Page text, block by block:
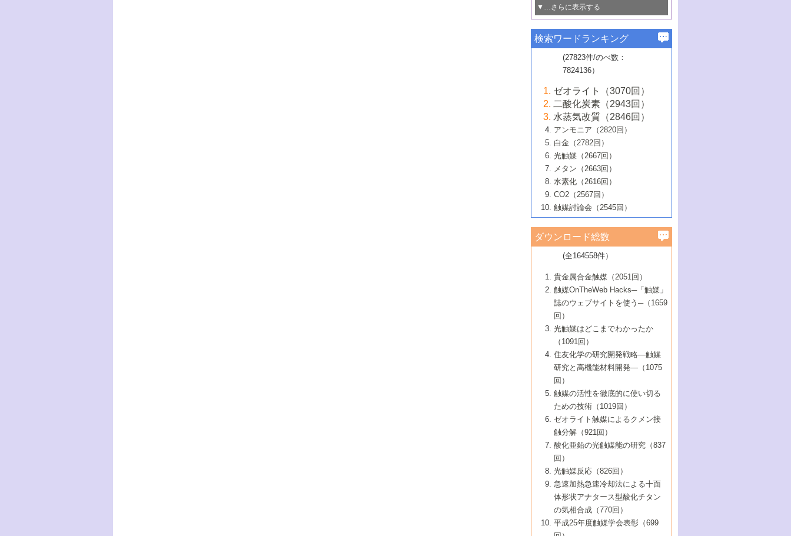
6号 ヘテロ接合界面
B号 第135回触媒討論会（2025年）
6号 参照触媒委員会からのお知らせ
B号 第133回触媒討論会（2023年）
5号 生体触媒によるエネルギー変換反応
6号 窒素とリンの循環のための触媒・機
能性材料
若き触媒の研究者たち～（1）
若き触媒の研究者たち～（2）
6号 石油のノーブル・ユースを志向した
触媒技術
大学：オンライン・対面開催）
5号 情報学的手法を用いた触媒開発
6号 カーボンニュートラルに向けた電解
技術
B号 第127回触媒討論会（2021年・オン
ライン開催(Zoom)のみ）
3号 水処理のための触媒化学
4号 光触媒を用いた水分解の最新の研究
動向
5号 次世代の触媒プロセスを支えるマイ
6号 メタン転換技術の最新動向
B号 第125回触媒討論会（2020年・工学
院大学）
2
関わる触媒開発動向
3号 精密高分子合成に関する最近の研究
動向
4号 バイオマス化成品製造のための触媒
5号 固体触媒による含窒素有機化合物変
換の最前線
6号 貴金属使用量低減に向けた自動車排
ガス浄化触媒の開発
B号 第123回触媒討論会（2019年・大阪
2号 二酸化炭素からの有用化学品合成
3号 ナノ粒子・クラスター触媒の最前線
4号 60周年記念企画
5号 進化するゼオライト合成技術
6号 非貴金属系触媒における電気化学的
B号 第121回触媒討論会（2018年・東京
大学）
1号 いたるところに，触媒
最先端技術
3号 無機分離膜材料の開発と触媒反応プ
ロセスへの適用
5号 水素のふるまいを解き明かす最先端
研究
6号 低級アルカンの有効利用のための触
媒技術
B号 第119回触媒討論会（2017年・首都
大学東京）
▼…さらに表示する
1号 ユニークな構造の高分子を生み出す触
2号 リグニンからの化成品製造に向けた触
媒技術
3号 触媒研究の最先端～とびたて若き研究
者たち～（1）
4号 触媒研究の最先端～とびたて若き研究
者たち～（2）
5号 触媒研究の最先端～とびたて若き研究
者たち～（3）
6号 イオニクス材料と燃料電池・電解合成
の最新の研究動向
B号 第117回触媒討論会（2016年・大阪府
立大学）
▼57巻（2015年）
1号 水素キャリアにかかわる触媒技術の新
2号 石油精製用触媒の最近の進展
3号 固体酸化物形燃料電池（SOFC）におけ
るアノード触媒上での燃料直接改質技術
4号 コアシェル構造の制御による触媒機能
5号 工業触媒およびその周辺技術の最近の
進歩
6号 ナノシート
B号 第115回触媒討論会（2015年・成蹊大
▼56巻（2014年）
2号 光触媒反応機構に関する最新の研究動
向
開発動向
4号 人工光合成に向けた近年のアプローチ
5号 未利用熱エネルギーの有効活用に貢献
する触媒技術
6号 ポリオキソメタレート
B号 第113回触媒討論会（2014年・ロワジ
ールホテル豊橋）
1号 高耐久性燃料電池システム用触媒にお
ける新展開
2号 リビングラジカル重合の最近の動向
3号 天然ガスの化学工業的展開に関する触
媒技術
4号 貴金属触媒の精密構造制御とその活用
5号 バイオマス化成品製造のための固体触
6号 ナノ空間─吸着状態解析から新機能開拓
B号 第111回触媒討論会（2013年・関西大
▼54巻（2012年）
1号 規則性多孔体の利用技術における最近
の進歩
2号 第109回触媒討論会
3号 貴金属低減技術の最新動向
4号 貴金属代替技術の最新動向
5号 光触媒による物質変換反応の新展開
6号 グラフェン
7号 水素を利用する化成品合成の新潮流
▼53巻（2011年）
1号 金属学から見る合金触媒の新展開
2号 第107回触媒討論会
3号 触媒のその場観察法の進歩（１）
4号 触媒のその場観察法の進歩（２）
5号 不活性結合の触媒的活性化による有機
合成
6号 新しい固体酸触媒技術
7号 ゼオライト合成における最近の進歩
▼52巻（2010年）
1号 触媒の劣化対策と長寿命触媒開発
2号 第105回触媒討論会
3号 ナノ構造が拓く新機能
4号 活性サイトおよびその環境の精密な設
計による触媒の高機能化
5号 触媒を有効に使うための技術
7号 有機分子触媒による精密有機合成
8号 高機能化ポリオレフィンに向けた重合
触媒の最近の進展
1号 炭素材料－熱い注目を集める材料－
2号 第103回触媒討論会
3号 環境浄化用光触媒の現状と課題
4号 水素社会の実現に向けた水素製造・貯
蔵技術の進歩
5号 CO2が関わる触媒・材料
7号 持続可能社会実現のための触媒および
触媒関連技術
▼50巻（2008年）
1号 触媒化学と学会のこの10年，半世紀，
そして未来
2号 第101回触媒討論会
4号 錯体を利用したユニークな表面構造の
構築と機能
5号 若手会員による触媒研究の未来展望1：
企業編
6号 第102回触媒討論会
7号 触媒・化学反応における計算化学の進
8号 若手研究者による触媒研究の未来展望
2：大学・研究所編
▼49巻（2007年）
1号 含フッ素化合物の合成と触媒
2号 第99回触媒討論会
3号 実用的ファインケミカル合成プロセス
を実現する触媒
5号 こんな物質，あんな物質―新たな触媒
の可能性―
7号 『結晶の化学』を活かした触媒研究
8号 イオン液体の応用
▼48巻（2006年）
1号 固体酸触媒の最近の進歩
2号 第97回触媒討論会
3号 リビング重合触媒の最近の展開
5号 水素製造・貯蔵のための触媒技術の新
しい展開
6号 第98回触媒討論会
7号 基礎化学品製造の触媒技術
8号 多機能型リアクター
1号 最近の触媒担体とその効果
2号 第95回触媒討論会
4号 水分解用光触媒材料
5号 時間分解分光の進歩と応用
6号 第96回触媒討論会
8号 超臨界流体を用いた化学プロセスの新
▼46巻（2004年）
1号 部分酸化反応触媒の最前線
2号 第93回触媒討論会
3号 特殊エネルギー場の触媒反応
4号 生体内における金属の触媒作用
5号 ファインケミカルズの展開に寄与する
6号 第94回触媒討論会
7号 サブナノレベルでみた新しい表面現象
8号 オレフィン重合触媒の新たな展
▼45巻（2003年）
1号 なぜこの触媒が良いのか？
2号 第91回触媒討論会
3号 最近の自動車排ガス処理技術
4号 触媒研究の現状と将来─第90回触媒討論
5号 基礎化学品製造の触媒技術
6号 第92回触媒討論会
7号 基礎化学品製造の触媒技術
8号 資源の循環と触媒技術
▼44巻（2002年）
1号 高次制御された触媒の化学
2号 第89回触媒討論会
3号 触媒を利用した電気化学の新展開
4号 ナノ材料の調製と機能化
5号 こんな触媒が欲しい
6号 第90回触媒討論会
7号 触媒研究と学術雑誌/情報
8号 若い世代からみた触媒化学の現状と未
▼43巻（2001年）
1号 グリーンケミストリーと触媒
2号 第87回触媒討論会特集号
3号 生体触媒とバイオプロセス
4号 水素製造・利用の触媒化学
5号 触媒研究における新しい切り口：コン
ビナトリアルケミストリー
6号 第88回触媒討論会特集号
7号 企業における触媒研究のブレークスル
8号 この材料を触媒として使ってみません
▼42巻（2000年）
1号 触媒反応工学の明日を拓く
2号 第85回触媒討論会
3号 反応ダイナミクス
5号 触媒のおもしろさをどのように伝える
6号 第86回触媒討論会
7号 水素化精製触媒の新しい展開
8号 新しい反応性と機能性を目指した金属
クラスタ-化学
▼41巻（1999年）
1号 孔、穴、あな?-特異な空間とその利用-
2号 第83回触媒討論会
3号 均一系触媒反応最前線
4号 実用炭素材料の新展開
5号 研究の方法論を考える
7号 機能性金属材料と触媒
8号 触媒研究へのNMRの応用と展望
▼40巻（1998年）
進展と21世紀への提言/創立40周年記念・触
媒学会この10年の歩みとこれから/創立40周
2号 第81回触媒討論会
3号 計算機触媒化学へのさそい
4号 触媒劣化の制御と予測
5号 最新の実用プロセスと触媒
6号 第82回触媒討論会
7号 ナノ構造体の化学
8号 あの反応は今
1号 均一系と不均一系触媒反応-その特徴と
接点
2号 第79回触媒討論会
3号 最新NO除去触媒の実用化研究
4号 新しい反応場を目指した触媒調製
5号 反応・分離技術の新しい展開
6号 第80回触媒討論会
8号 AFMでみる世界
▼38巻（1996年）
1号 触媒の構造と触媒作用/C1化学を中心と
する21世紀への触媒
3号 オリンピックメダル:金・銀・銅はどん
な触媒作用を示すか
4号 触媒作用における機能の複合化
5号 未来を拓け！若手研究者
6号 第78回触媒討論会
7号 ダイナミックな領域への触媒研究の展
開/C1化学を中心とする21世紀への触媒
▼37巻（1995年）
1号 ファインケミカルズと固体触媒
2号 第75回触媒討論会
3号 希土類を利用した触媒
4号 触媒とリサイクル
5号 エネルギー変換触媒
6号 第76回触媒討論会
7号 表面吸着相の新しい展開
8号 マイクロポーラス・クリスタル触媒の
▼36巻（1994年）
1号 電気化学と触媒
2号 第73回触媒討論会
3号 C4化学の展開
4号 《通常号》
5号 《通常号》
6号 第74回触媒討論会
▼35巻（1993年）
1号 工業触媒開発マニュアル―探索から工
業化まで
2号 第71回触媒討論会
3号 研究開発のうらおもて―着想と展開
4号 触媒劣化と寿命の予測
5号 環境に優しい触媒
▼34巻（1992年）
1号 インパクトを与えたこの研究
2号 第69回触媒討論会
3号 ケミカルズ合成触媒―新しい展開と応
▼33巻（1991年）
1号 触媒プロセス開発マニュアル―探索か
ら工業化まで，知っておきたいこと PartII
2号 第67回触媒討論会
▼32巻（1990年）
1号 21世紀に向けて触媒研究の飛躍をめざ
す―触媒化学の裾野を広げよう
2号 第65回触媒討論会
▼31巻（1989年）
1号 情報科学と反応設計・材料設計
▼30巻（1988年）
検索ワードランキング
(27823件/のべ数：
7824136）
ゼオライト（3070回）
二酸化炭素（2943回）
水蒸気改質（2846回）
アンモニア（2820回）
白金（2782回）
光触媒（2667回）
メタン（2663回）
水素化（2616回）
CO2（2567回）
触媒討論会（2545回）
ダウンロード総数
(全164558件）
貴金属合金触媒（2051回）
触媒OnTheWeb Hacks─「触媒」
誌のウェブサイトを使う─（1659
回）
光触媒はどこまでわかったか
（1091回）
住友化学の研究開発戦略―触媒
研究と高機能材料開発―（1075
回）
触媒の活性を徹底的に使い切る
ための技術（1019回）
ゼオライト触媒によるクメン接
触分解（921回）
酸化亜鉛の光触媒能の研究（837
回）
光触媒反応（826回）
急速加熱急速冷却法による十面
体形状アナタース型酸化チタン
の気相合成（770回）
平成25年度触媒学会表彰（699